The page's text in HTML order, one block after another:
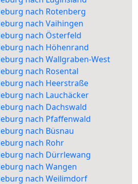
nach Rotenberg
nach Vaihingen
nach Österfeld
nach Höhenrand
nach Wallgraben-West
nach Rosental
nach Heerstraße
nach Lauchäcker
nach Dachswald
nach Pfaffenwald
nach Büsnau
nach Rohr
nach Dürrlewang
nach Wangen
nach Weilimdorf